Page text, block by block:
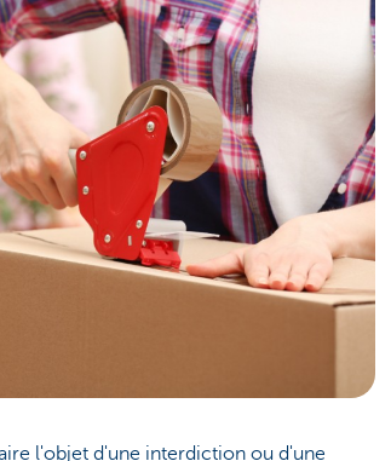
l'objet d'une interdiction ou d'une